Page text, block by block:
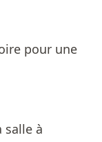
pour une
salle à